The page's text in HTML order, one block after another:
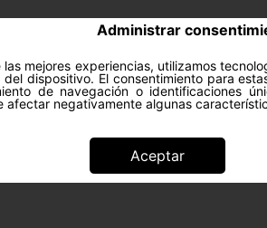
Administrar
las mejores experiencias, utilizamos
del dispositivo. El consentimiento para
de navegación o identificaciones
afectar negativamente algunas
Aceptar